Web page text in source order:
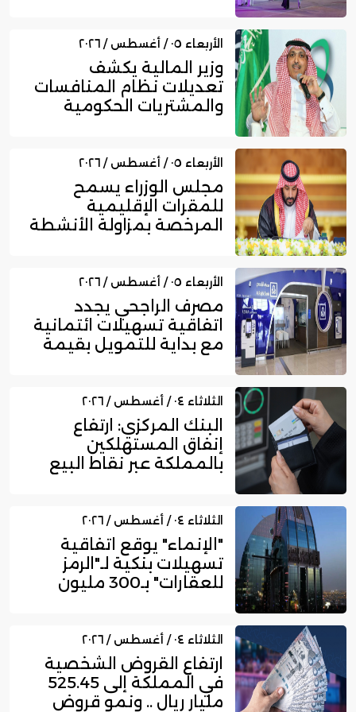
الأربعاء ٠٥ / أغسطس / ٢٠٢٦
وزير المالية يكشف
تعديلات نظام المنافسات
والمشتريات الحكومية
الأربعاء ٠٥ / أغسطس / ٢٠٢٦
مجلس الوزراء يسمح
للمقرات الإقليمية
المرخصة بمزاولة الأنشطة
الأربعاء ٠٥ / أغسطس / ٢٠٢٦
مصرف الراجحي يجدد
اتفاقية تسهيلات ائتمانية
مع بداية للتمويل بقيمة
الثلاثاء ٠٤ / أغسطس / ٢٠٢٦
البنك المركزي: ارتفاع
إنفاق المستهلكين
بالمملكة عبر نقاط البيع
الثلاثاء ٠٤ / أغسطس / ٢٠٢٦
"الإنماء" يوقع اتفاقية
تسهيلات بنكية لـ"الرمز
للعقارات" بـ300 مليون
الثلاثاء ٠٤ / أغسطس / ٢٠٢٦
ارتفاع القروض الشخصية
في المملكة إلى 525.45
مليار ريال .. ونمو قروض